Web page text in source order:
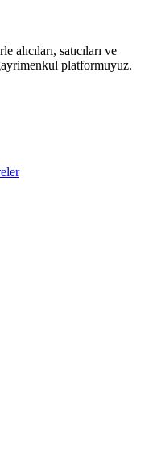
satıcıları ve
platformuyuz.